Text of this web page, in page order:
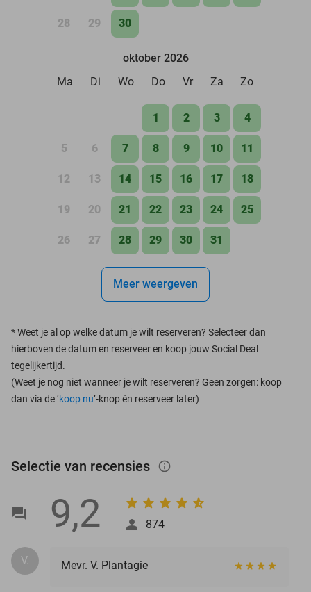
28 29 30
oktober 2026
Ma
Di Wo Do Vr Za Zo
1 2 3 4
5 6 7 8 9 10 11
12 13 14 15 16 17 18
19 20 21 22 23 24 25
26 27 28 29 30 31
Meer weergeven
*Weet je al op welke datum je wilt reserveren? Selecteer dan
hierboven de datum en reserveer en koop jouw Social Deal
tegelijkertijd.
(Weet je nog niet wanneer je wilt reserveren? Geen zorgen: koop
dan via de ‘koop nu’-knop én reserveer later)
Selectie van recensies info_outlined
9,2 874
V. Mevr. V. Plantagie